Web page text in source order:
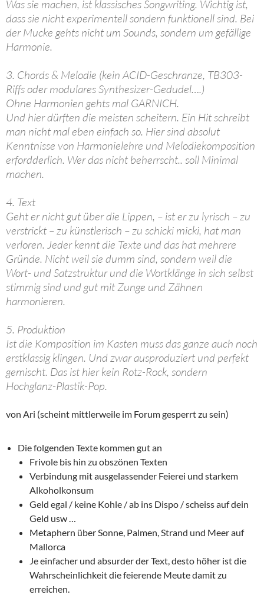
Was sie machen, ist klassisches Songwriting. Wichtig ist,
dass sie nicht experimentell sondern funktionell sind. Bei
der Mucke gehts nicht um Sounds, sondern um gefällige
Harmonie.
3. Chords & Melodie (kein ACID-Geschranze, TB303-
Riffs oder modulares Synthesizer-Gedudel….)
Ohne Harmonien gehts mal GARNICH.
Und hier dürften die meisten scheitern. Ein Hit schreibt
man nicht mal eben einfach so. Hier sind absolut
Kenntnisse von Harmonielehre und Melodiekomposition
erfordderlich. Wer das nicht beherrscht.. soll Minimal
machen.
4. Text
Geht er nicht gut über die Lippen, – ist er zu lyrisch – zu
verstrickt – zu künstlerisch – zu schicki micki, hat man
verloren. Jeder kennt die Texte und das hat mehrere
Gründe. Nicht weil sie dumm sind, sondern weil die
Wort- und Satzstruktur und die Wortklänge in sich selbst
stimmig sind und gut mit Zunge und Zähnen
harmonieren.
5. Produktion
Ist die Komposition im Kasten muss das ganze auch noch
erstklassig klingen. Und zwar ausproduziert und perfekt
gemischt. Das ist hier kein Rotz-Rock, sondern
Hochglanz-Plastik-Pop.
von Ari (scheint mittlerweile im Forum gesperrt zu sein)
Die folgenden Texte kommen gut an
Frivole bis hin zu obszönen Texten
Verbindung mit ausgelassender Feierei und starkem
Alkoholkonsum
Geld egal / keine Kohle / ab ins Dispo / scheiss auf dein
Geld usw …
Metaphern über Sonne, Palmen, Strand und Meer auf
Mallorca
Je einfacher und absurder der Text, desto höher ist die
Wahrscheinlichkeit die feierende Meute damit zu
erreichen.